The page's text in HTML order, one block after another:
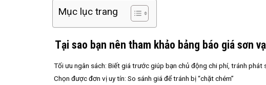
Mục lục trang
Tại sao bạn nên tham khảo bảng báo giá sơn
Tối ưu ngân sách: Biết giá trước giúp bạn chủ động chi phí, tránh phát
Chọn được đơn vị uy tín: So sánh giá để tránh bị “chặt chém”